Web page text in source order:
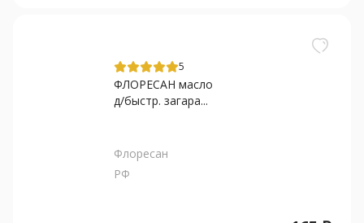
5
ФЛОРЕСАН масло
д/быстр. загара...
Флоресан
РФ